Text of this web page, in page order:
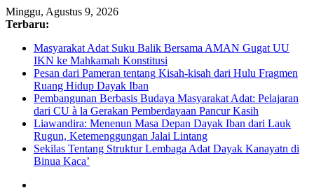
Minggu, Agustus 9, 2026
Terbaru:
Masyarakat Adat Suku Balik Bersama AMAN Gugat UU
IKN ke Mahkamah Konstitusi
Pesan dari Pameran tentang Kisah-kisah dari Hulu Fragmen
Ruang Hidup Dayak Iban
Pembangunan Berbasis Budaya Masyarakat Adat: Pelajaran
dari CU à la Gerakan Pemberdayaan Pancur Kasih
Liawandira: Menenun Masa Depan Dayak Iban dari Lauk
Rugun, Ketemenggungan Jalai Lintang
Sekilas Tentang Struktur Lembaga Adat Dayak Kanayatn di
Binua Kaca’